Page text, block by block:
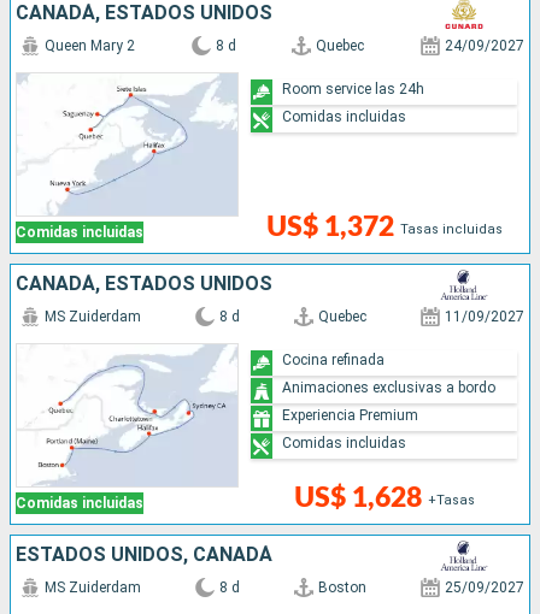
CANADÁ, ESTADOS UNIDOS
Comidas incluidas
Queen Mary 2 8 d Quebec 24/09/2027
US$ 1,372 Tasas incluidas
Room service las 24h
Comidas incluidas
CANADÁ, ESTADOS UNIDOS
Comidas incluidas
MS Zuiderdam 8 d Quebec 11/09/2027
US$ 1,628 +Tasas
Cocina refinada
Animaciones exclusivas a bordo
Experiencia Premium
Comidas incluidas
ESTADOS UNIDOS, CANADÁ
MS Zuiderdam 8 d Boston 25/09/2027